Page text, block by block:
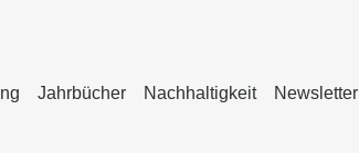
Jahrbücher Nachhaltigkeit Newsletter